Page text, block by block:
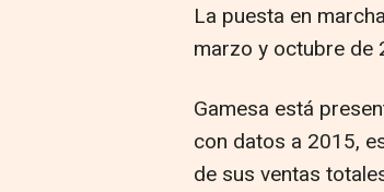
La puesta en
marzo y octubre de
Gamesa está
con datos a 2015,
de sus ventas